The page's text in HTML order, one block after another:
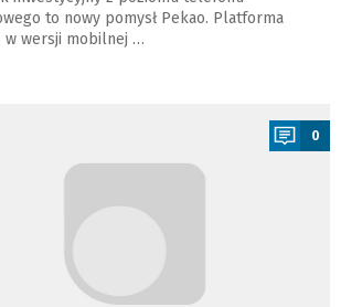
to nowy pomysł Pekao. Platforma
w wersji mobilnej …
0